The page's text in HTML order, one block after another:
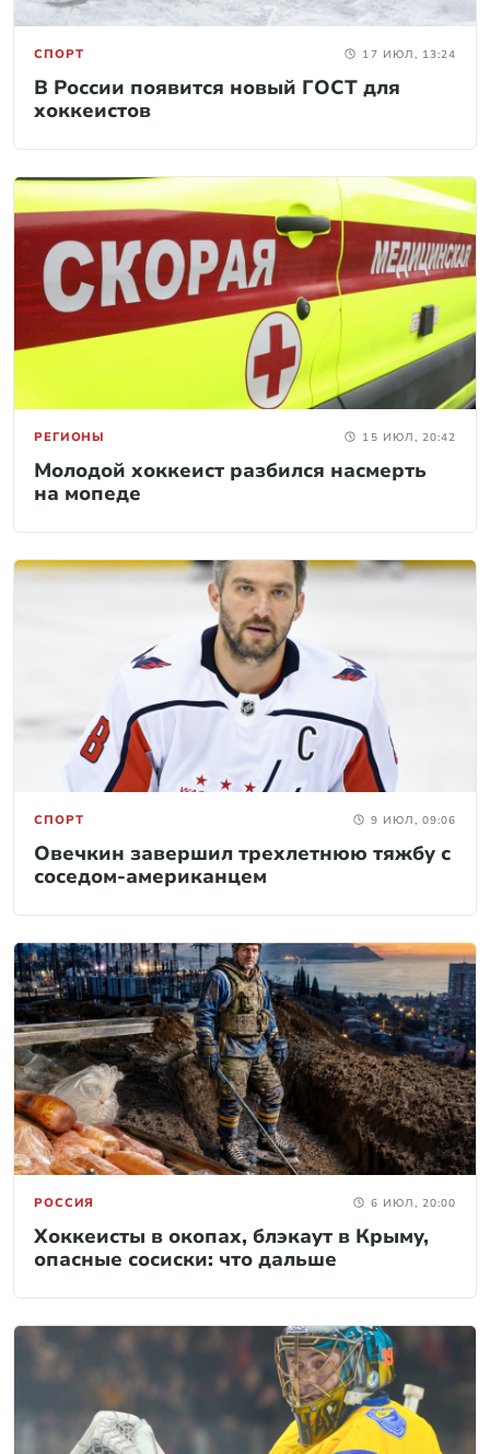
СПОРТ 17 ИЮЛ, 13:24
В России появится новый ГОСТ для
хоккеистов
РЕГИОНЫ 15 ИЮЛ, 20:42
Молодой хоккеист разбился насмерть
на мопеде
СПОРТ 9 ИЮЛ, 09:06
Овечкин завершил трехлетнюю тяжбу с
соседом-американцем
РОССИЯ 6 ИЮЛ, 20:00
Хоккеисты в окопах, блэкаут в Крыму,
опасные сосиски: что дальше